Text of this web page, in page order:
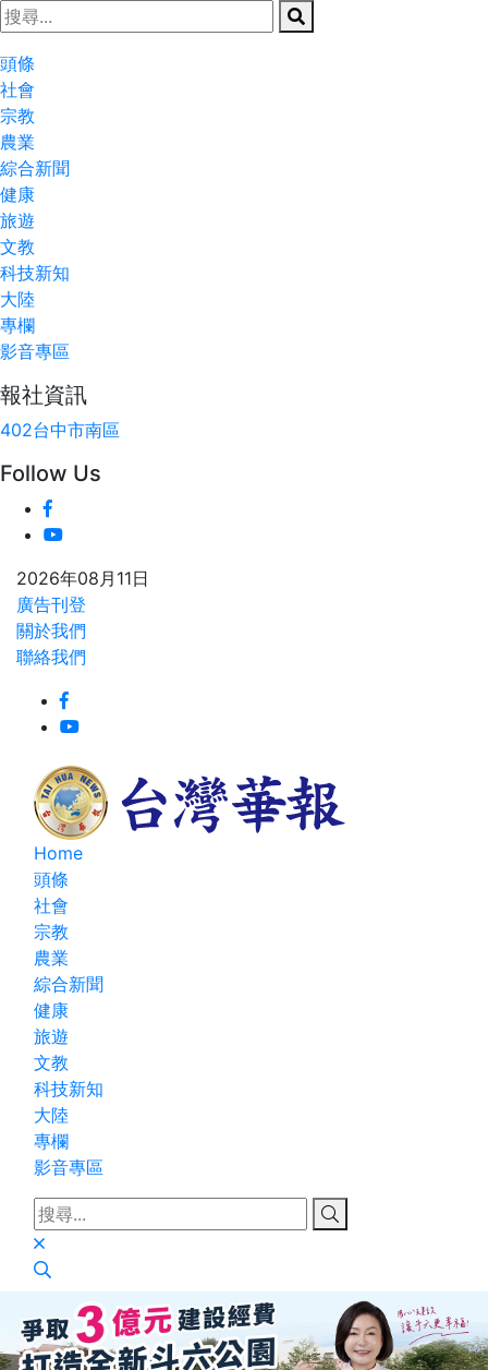
頭條
社會
宗教
農業
綜合新聞
健康
旅遊
文教
科技新知
大陸
專欄
影音專區
報社資訊
402台中市南區
Follow Us
2026年08月11日
廣告刊登
關於我們
聯絡我們
Home
頭條
社會
宗教
農業
綜合新聞
健康
旅遊
文教
科技新知
大陸
專欄
影音專區